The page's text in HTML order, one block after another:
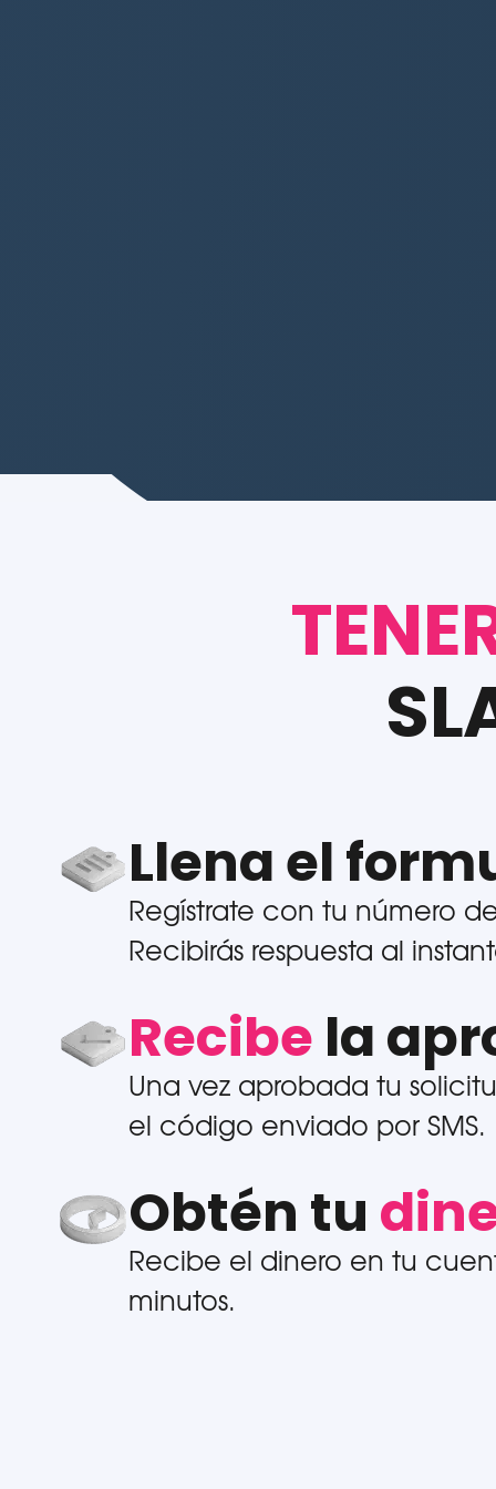
Llena el
Regístrate con tu número
Recibirás respuesta al
Recibe la
Una vez aprobada tu
el código enviado por SMS.
Obtén tu
Recibe el dinero en tu
minutos.